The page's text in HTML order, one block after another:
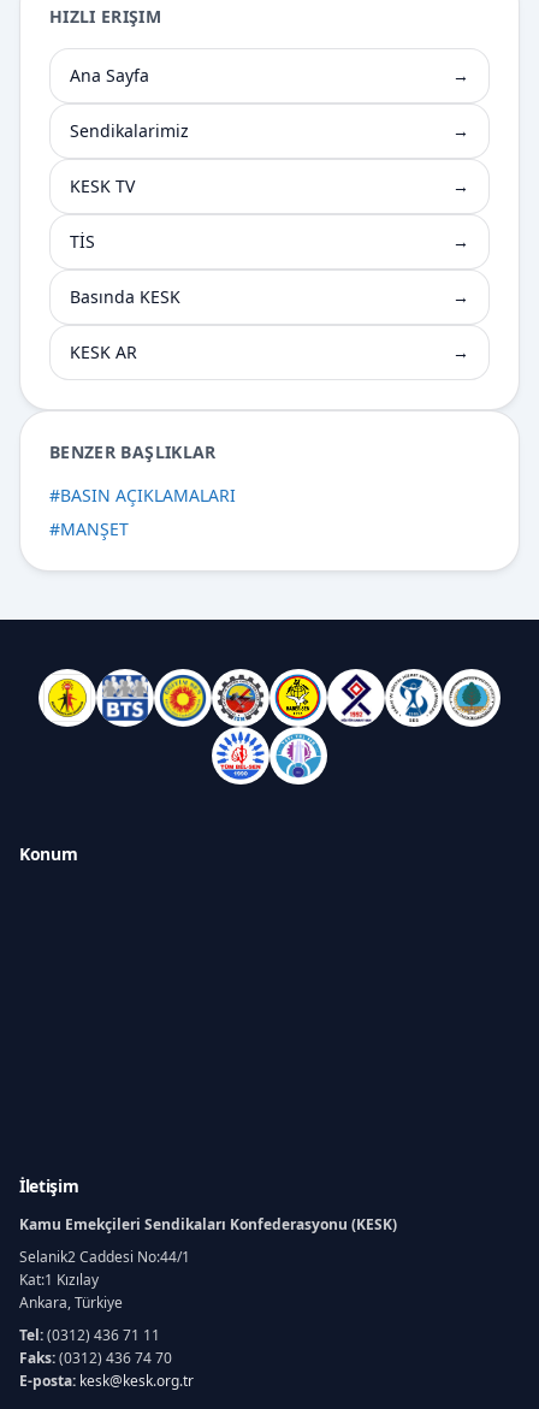
HIZLI ERIŞIM
Ana Sayfa →
Sendikalarimiz →
KESK TV →
TİS →
Basında KESK →
KESK AR →
BENZER BAŞLIKLAR
#BASIN AÇIKLAMALARI
#MANŞET
Konum
İletişim
Kamu Emekçileri Sendikaları Konfederasyonu (KESK)
Selanik2 Caddesi No:44/1
Kat:1 Kızılay
Ankara, Türkiye
Tel:(0312) 436 71 11
Faks:(0312) 436 74 70
E-posta: kesk@kesk.org.tr